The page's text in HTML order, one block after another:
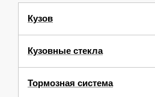
Кузов
Кузовные стекла
Тормозная система